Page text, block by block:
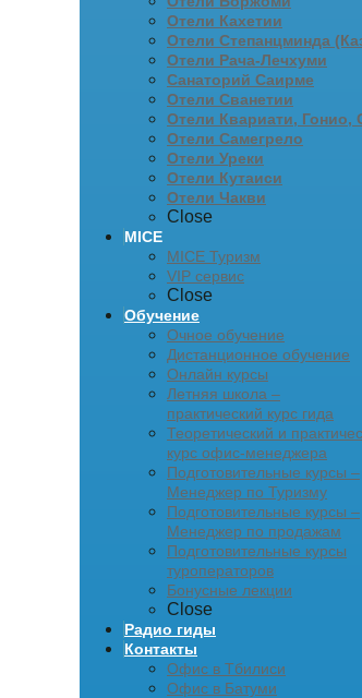
Отели Кахетии
Отели Степанцминда
Отели Рача-Лечхуми
Санаторий Саирме
Отели Сванетии
Отели Квариати, Гонио,
Отели Самегрело
Отели Уреки
Отели Кутаиси
Отели Чакви
Close
MICE
MICE Туризм
VIP сервис
Close
Обучение
Очное обучение
Дистанционное обучение
Онлайн курсы
Летняя школа –
практический курс гида
Теоретический и
курс офис-менеджера
Подготовительные курсы –
Менеджер по Туризму
Подготовительные курсы –
Менеджер по продажам
Подготовительные курсы
туроператоров
Бонусные лекции
Close
Радио гиды
Контакты
Офис в Тбилиси
Офис в Батуми